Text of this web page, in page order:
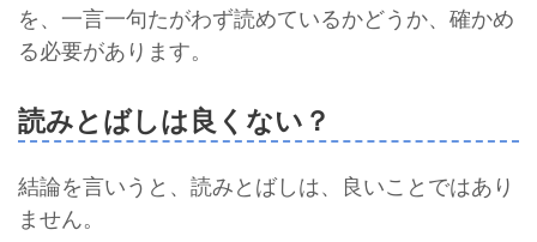
を、一言一句たがわず読めているかどうか、確かめ
る必要があります。
読みとばしは良くない？
結論を言いうと、読みとばしは、良いことではあり
ません。